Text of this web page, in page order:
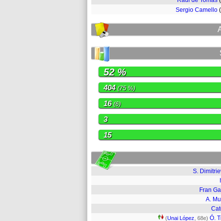
Sergio Camello
52 %
404 (75 %)
16(6)
3
15
S.
Fran
A.
(Unai López , 68e) Ó.